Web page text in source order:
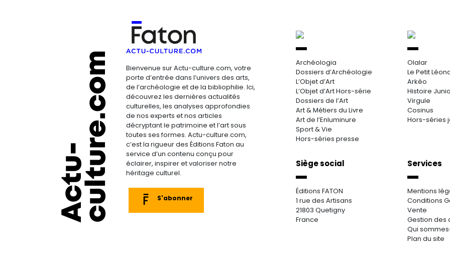
Bienvenue sur Actu-culture.com, votre
porte d’entrée dans l’univers des arts,
de l’archéologie et de la bibliophilie. Ici,
découvrez les dernières actualités
culturelles, les analyses approfondies
de nos experts et nos articles
décryptant le patrimoine et l’art sous
toutes ses formes. Actu-culture.com,
c’est la rigueur des Éditions Faton au
service d’un contenu conçu pour
éclairer, inspirer et valoriser notre
héritage culturel.
S'abonner
Archéologia
Dossiers d’Archéologie
L’Objet d’Art
L’Objet d’Art Hors-série
Dossiers de l’Art
Art & Métiers du Livre
Art de l’Enluminure
Sport & Vie
Hors-séries presse
Olalar
Le Petit
Arkéo
Histoire
Virgule
Cosinus
Hors-séries
Siège social
Éditions FATON
1 rue des Artisans
21803 Quetigny
France
Services
Mentions
Conditions
Vente
Gestion des
Qui
Plan du site